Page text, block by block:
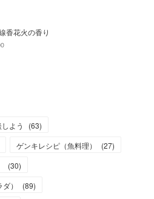
香花火の香り
よう (63)
ゲンキレシピ（魚料理） (27)
(30)
）
(89)